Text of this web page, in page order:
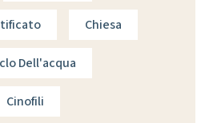
Chiesa
Dell'acqua
Cinofili